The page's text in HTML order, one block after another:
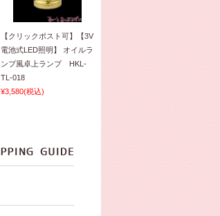
【クリックポスト可】【3V
電池式LED照明】 オイルラ
ンプ風卓上ランプ HKL-
TL-018
¥3,580(税込)